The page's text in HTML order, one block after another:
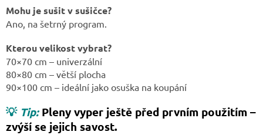
Mohu je sušit v sušičce?
Ano, na šetrný program.
Kterou velikost vybrat?
70×70 cm – univerzální
80×80 cm – větší plocha
90×100 cm – ideální jako osuška na koupání
💡 Tip: Pleny vyper ještě před prvním použitím –
zvýší se jejich savost.